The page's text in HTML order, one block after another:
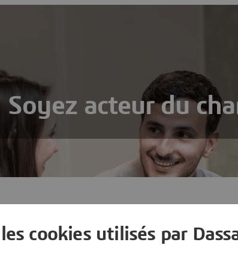
Soyez acteur du
cookies utilisés par